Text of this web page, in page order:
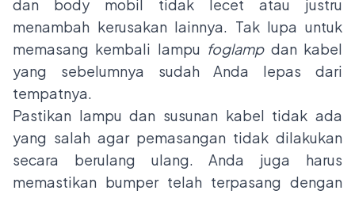
dan body mobil tidak lecet atau justru
menambah kerusakan lainnya. Tak lupa untuk
memasang kembali lampu foglampdan kabel
yang sebelumnya sudah Anda lepas dari
tempatnya.
Pastikan lampu dan susunan kabel tidak ada
yang salah agar pemasangan tidak dilakukan
secara berulang ulang. Anda juga harus
memastikan bumper telah terpasang dengan